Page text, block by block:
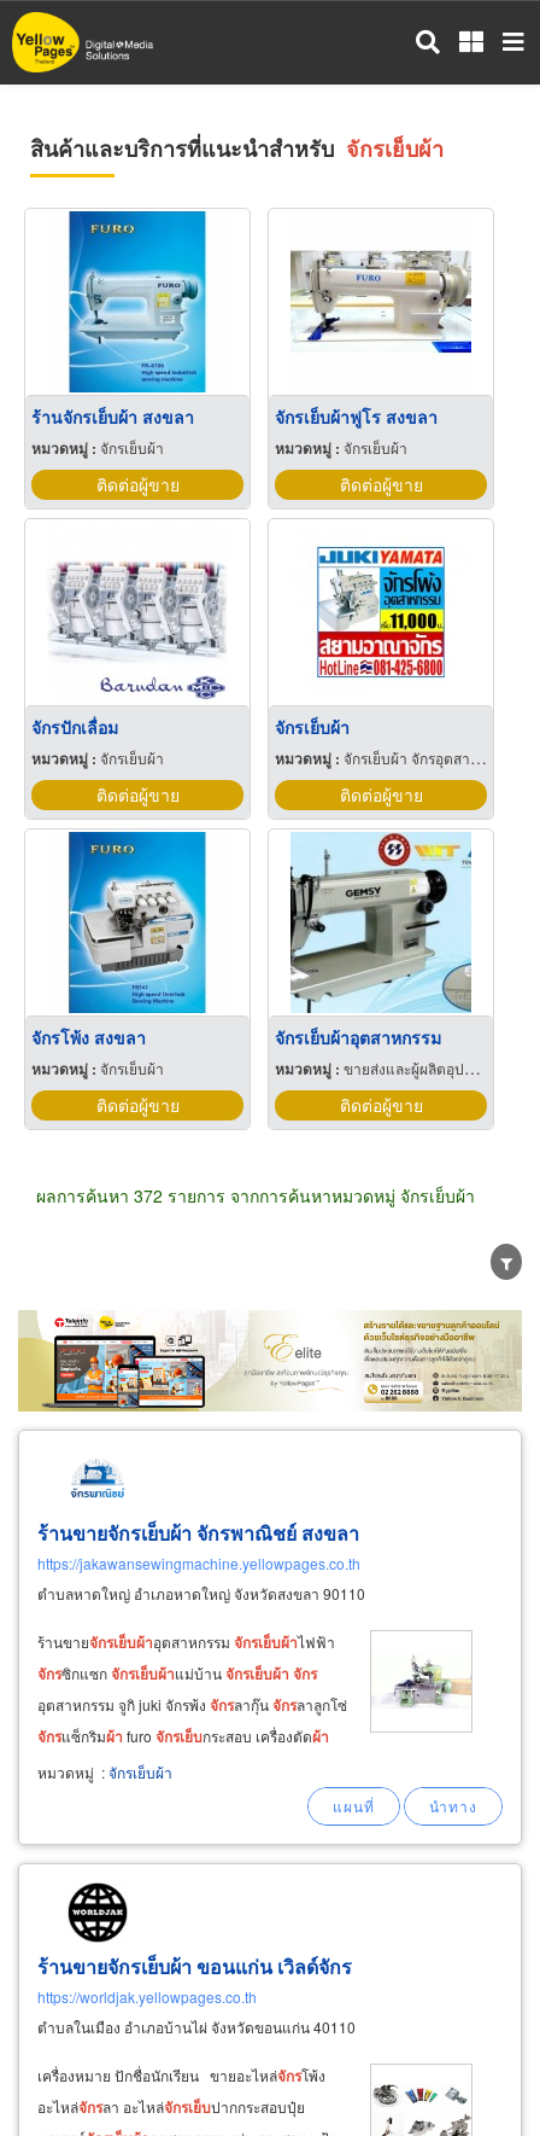
ข้าม
ไป
สินค้าและบริการที่แนะนำสำหรับ จักรเย็บผ้า
ร้านจักรเย็บผ้า สงขลา
หมวดหมู่ : จักรเย็บผ้า
ติดต่อผู้ขาย
จักรเย็บผ้าฟูโร สงขลา
หมวดหมู่ :จักรเย็บผ้า
ติดต่อผู้ขาย
จักรปักเลื่อม
หมวดหมู่ : จักรเย็บผ้า
ติดต่อผู้ขาย
จักรเย็บผ้า
หมวดหมู่ :จักรเย็บผ้า จักรอุตสาหกรรม
ติดต่อผู้ขาย
จักรโพ้ง สงขลา
หมวดหมู่ : จักรเย็บผ้า
ติดต่อผู้ขาย
จักรเย็บผ้าอุตสาหกรรม
หมวดหมู่ :ขายส่งและผู้ผลิตอุปกรณ์และอะไหล่จักรเย็บผ้า
ติดต่อผู้ขาย
ผลการค้นหา 372 รายการ จากการค้นหาหมวดหมู่ จักรเย็บผ้า
ขายส่ง ขายปลีก ผู้ผลิต
ตัวแทนจัดจำหน่าย
ผู้ส่งออก/นำเข้า
ธุรกิจบริการ
ร้านขายจักรเย็บผ้า จักรพาณิชย์ สงขลา
https://jakawansewingmachine.yellowpages.co.th
ตำบลหาดใหญ่ อำเภอหาดใหญ่ จังหวัดสงขลา 90110
ร้านขายจักรเย็บผ้าอุตสาหกรรม จักรเย็บผ้าไฟฟ้า
จักรซิกแซกจักรเย็บผ้าแม่บ้านจักรเย็บผ้า จักร
อุตสาหกรรม จูกิ juki จักรพ้ง จักรลากุ๊นจักรลาลูกโซ่
จักรแซ็กริมผ้า furo จักรเย็บกระสอบ เครื่องตัดผ้า
เล็กใบกลมจักรเย็บเข็มเดี่ยว 1 needle lockstitch
หมวดหมู่ :จักรเย็บผ้า
ร้านขายจักรเย็บผ้า ขอนแก่น เวิลด์จักร
https://worldjak.yellowpages.co.th
ตำบลในเมือง อำเภอบ้านไผ่ จังหวัดขอนแก่น 40110
เครื่องหมาย ปักชื่อนักเรียน ขายอะไหล่จักรโพ้ง
อะไหล่จักรลา อะไหล่จักรเย็บปากกระสอบปุ๋ย